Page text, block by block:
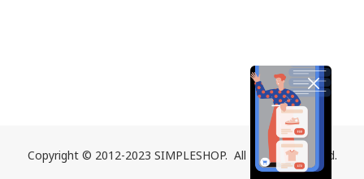
Copyright © 2012-2023 SIMPLESHOP. All Rights Reserved.